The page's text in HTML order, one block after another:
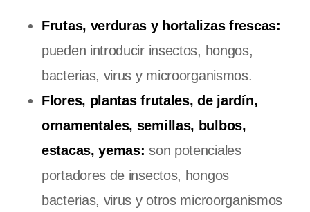
Frutas, verduras y hortalizas frescas:
pueden introducir insectos, hongos,
bacterias, virus y microorganismos.
Flores, plantas frutales, de jardín,
ornamentales, semillas, bulbos,
estacas, yemas: son potenciales
portadores de insectos, hongos
bacterias, virus y otros microorganismos